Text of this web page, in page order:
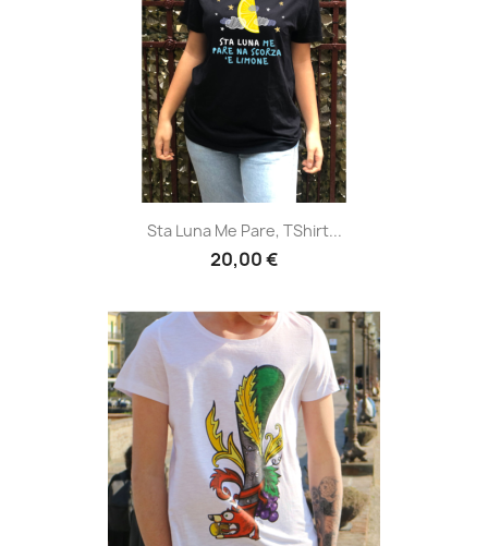
Sta Luna Me Pare, TShirt...
20,00 €